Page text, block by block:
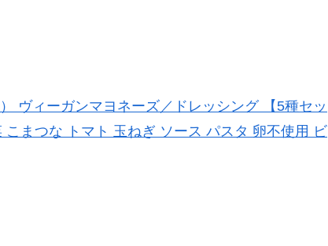
ヴィーガンマヨネーズ／ドレッシング 【5種セッ
まつな トマト 玉ねぎ ソース パスタ 卵不使用 ビ